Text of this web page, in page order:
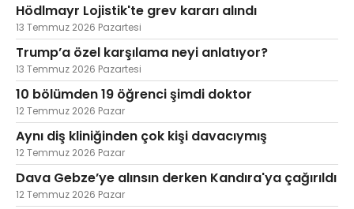
Hödlmayr Lojistik'te grev kararı alındı
13 Temmuz 2026 Pazartesi
Trump’a özel karşılama neyi anlatıyor?
13 Temmuz 2026 Pazartesi
10 bölümden 19 öğrenci şimdi doktor
12 Temmuz 2026 Pazar
Aynı diş kliniğinden çok kişi davacıymış
12 Temmuz 2026 Pazar
Dava Gebze’ye alınsın derken Kandıra'ya çağırıldı
12 Temmuz 2026 Pazar